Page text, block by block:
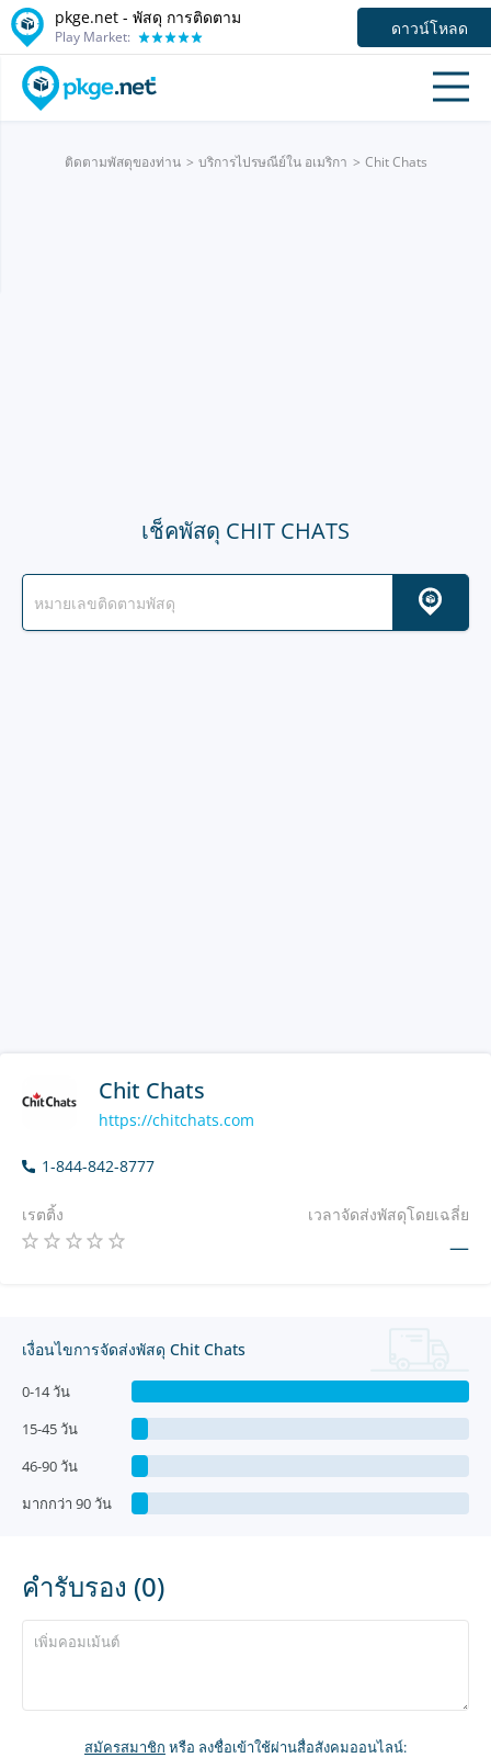
pkge.net - พัสดุ การติดตาม
Play Market: ดาวน์โหลด
ติดตามพัสดุของท่าน บริการไปรษณีย์ใน อเมริกา Chit Chats
เช็คพัสดุ CHIT CHATS
Chit Chats
https://chitchats.com
1-844-842-8777
เรตติ้ง เวลาจัดส่งพัสดุโดยเฉลี่ย
—
เงื่อนไขการจัดส่งพัสดุ Chit Chats
0-14 วัน
15-45 วัน
46-90 วัน
มากกว่า 90 วัน
คำรับรอง (0)
สมัครสมาชิก หรือ ลงชื่อเข้าใช้ผ่านสื่อสังคมออนไลน์: